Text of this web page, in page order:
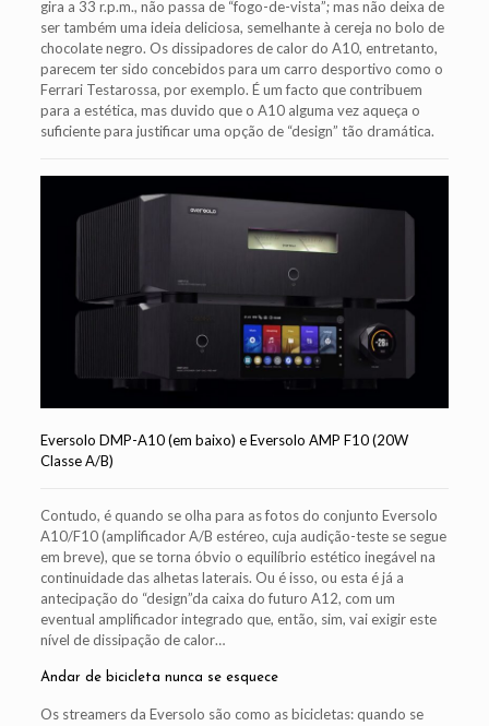
gira a 33 r.p.m., não passa de “fogo-de-vista”; mas não deixa de
ser também uma ideia deliciosa, semelhante à cereja no bolo de
chocolate negro. Os dissipadores de calor do A10, entretanto,
parecem ter sido concebidos para um carro desportivo como o
Ferrari Testarossa, por exemplo. É um facto que contribuem
para a estética, mas duvido que o A10 alguma vez aqueça o
suficiente para justificar uma opção de “design” tão dramática.
Eversolo DMP-A10 (em baixo) e Eversolo AMP F10 (20W
Classe A/B)
Contudo, é quando se olha para as fotos do conjunto Eversolo
A10/F10 (amplificador A/B estéreo, cuja audição-teste se segue
em breve), que se torna óbvio o equilíbrio estético inegável na
continuidade das alhetas laterais. Ou é isso, ou esta é já a
antecipação do “design”da caixa do futuro A12, com um
eventual amplificador integrado que, então, sim, vai exigir este
nível de dissipação de calor…
Andar de bicicleta nunca se esquece
Os streamers da Eversolo são como as bicicletas: quando se